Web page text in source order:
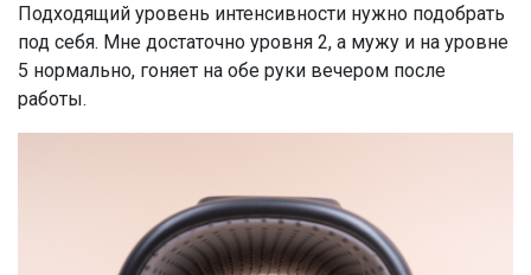
Подходящий уровень интенсивности нужно подобрать
под себя. Мне достаточно уровня 2, а мужу и на уровне
5 нормально, гоняет на обе руки вечером после
работы.